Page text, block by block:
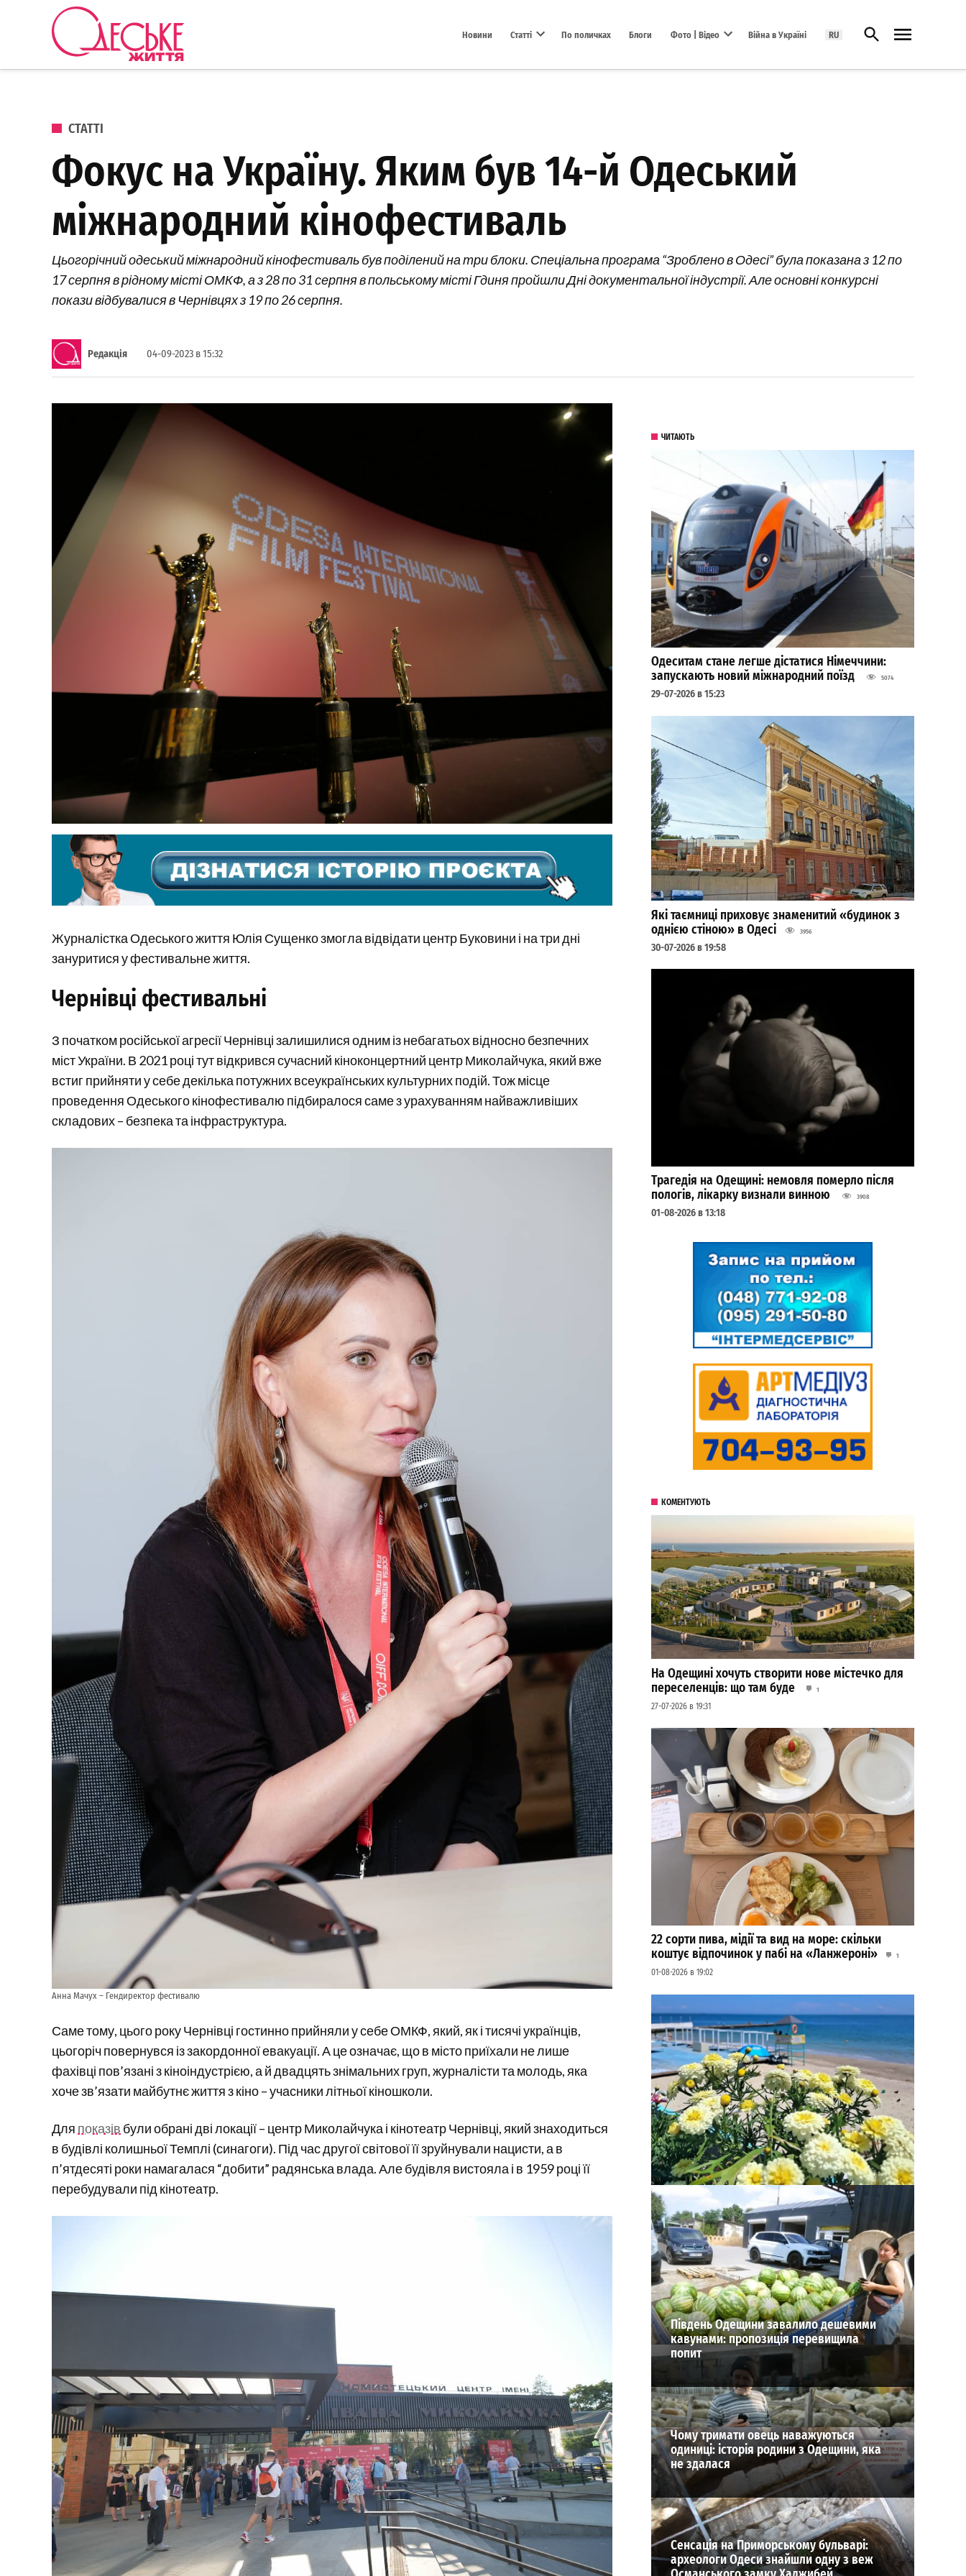
Перейти до вмісту
Новини Статті По поличках Блоги Фото | Відео Війна в Україні RU Відкрити пошук
ОПУБЛІКОВАНО В
СТАТТІ
Фокус на Україну. Яким був 14-й Одеський
міжнародний кінофестиваль
Цьогорічний одеський міжнародний кінофестиваль був поділений на три блоки. Спеціальна програма “Зроблено в Одесі” була показана з 12 по
17 серпня в рідному місті ОМКФ, а з 28 по 31 серпня в польському місті Гдиня пройшли Дні документальної індустрії. Але основні конкурсні
покази відбувалися в Чернівцях з 19 по 26 серпня.
Редакція 04-09-2023 в 15:32
Журналістка Одеського життя Юлія Сущенко змогла відвідати центр Буковини і на три дні
зануритися у фестивальне життя.
Чернівці фестивальні
З початком російської агресії Чернівці залишилися одним із небагатьох відносно безпечних
міст України. В 2021 році тут відкрився сучасний кіноконцертний центр Миколайчука, який вже
встиг прийняти у себе декілька потужних всеукраїнських культурних подій. Тож місце
проведення Одеського кінофестивалю підбиралося саме з урахуванням найважливіших
складових – безпека та інфраструктура.
Анна Мачух – Гендиректор фестивалю
Саме тому, цього року Чернівці гостинно прийняли у себе ОМКФ, який, як і тисячі українців,
цьогоріч повернувся із закордонної евакуації. А це означає, що в місто приїхали не лише
фахівці пов’язані з кіноіндустрією, а й двадцять знімальних груп, журналісти та молодь, яка
хоче зв’язати майбутнє життя з кіно – учасники літньої кіношколи.
Для показів були обрані дві локації – центр Миколайчука і кінотеатр Чернівці, який знаходиться
в будівлі колишньої Темплі (синагоги). Під час другої світової її зруйнували нацисти, а в
п’ятдесяті роки намагалася “добити” радянська влада. Але будівля вистояла і в 1959 році її
перебудували під кінотеатр.
ЧИТАЮТЬ
Одеситам стане легше дістатися Німеччини:
запускають новий міжнародний поїзд
5074
29-07-2026 в 15:23
Які таємниці приховує знаменитий «будинок з
однією стіною» в Одесі
3956
30-07-2026 в 19:58
Трагедія на Одещині: немовля померло після
пологів, лікарку визнали винною
3908
01-08-2026 в 13:18
КОМЕНТУЮТЬ
На Одещині хочуть створити нове містечко для
переселенців: що там буде
1
27-07-2026 в 19:31
22 сорти пива, мідії та вид на море: скільки
коштує відпочинок у пабі на «Ланжероні»
1
01-08-2026 в 19:02
Море в Одесі не поспішає прогріватися: якою
буде температура води 31 липня
31-07-2026 в 07:14
ВИБІР РЕДАКЦІЇ
Південь Одещини завалило дешевими
кавунами: пропозиція перевищила
попит
Чому тримати овець наважуються
одиниці: історія родини з Одещини, яка
не здалася
Сенсація на Приморському бульварі:
археологи Одеси знайшли одну з веж